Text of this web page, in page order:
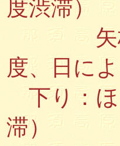
度渋滞）
矢板Ｉ
度、日に
下り：ほ
滞）